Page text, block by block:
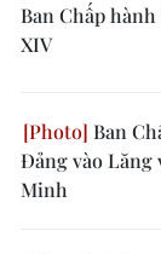
Ban Chấp
XIV
Ban
Đảng vào Lăng
Minh